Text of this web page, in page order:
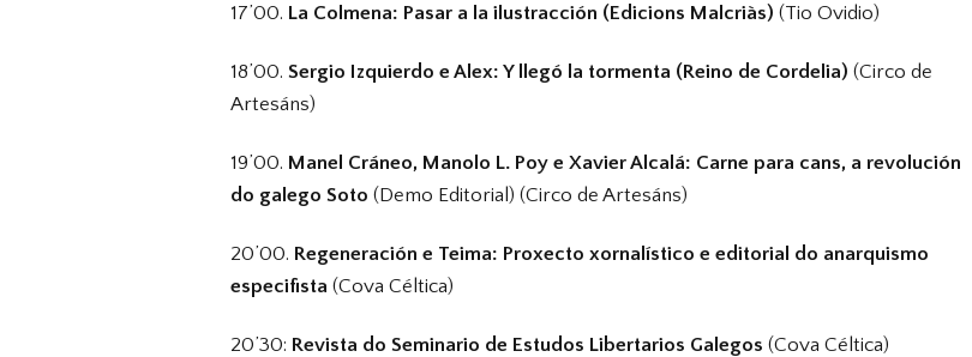
17’00. La Colmena: Pasar a la ilustracción (Edicions Malcriàs) (Tio Ovidio)
18’00. Sergio Izquierdo e Alex: Y llegó la tormenta (Reino de Cordelia) (Circo de
Artesáns)
19’00. Manel Cráneo, Manolo L. Poy e Xavier Alcalá: Carne para cans, a revolución
do galego Soto (Demo Editorial) (Circo de Artesáns)
20’00. Regeneración e Teima: Proxecto xornalístico e editorial do anarquismo
especifista (Cova Céltica)
20’30: Revista do Seminario de Estudos Libertarios Galegos (Cova Céltica)